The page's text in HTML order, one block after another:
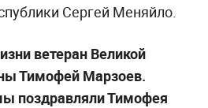
Сергей Меняйло.
ветеран Великой
Тимофей Марзоев.
поздравляли Тимофея